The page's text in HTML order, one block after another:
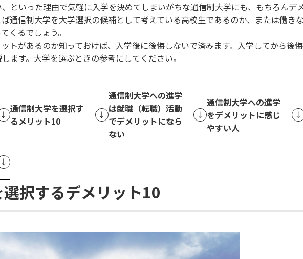
といった理由で気軽に入学を決めてしまいがちな通信制大学にも、もちろんデ
通信制大学を大学選択の候補として考えている高校生であるのか、または働き
くるでしょう。
トがあるのか知っておけば、入学後に後悔しないで済みます。入学してから後
ます。大学を選ぶときの参考にしてください。
通信制大学を選択す
るメリット10
通信制大学への進学
は就職（転職）活動
でデメリットになら
ない
通信制大学への進学
をデメリットに感じ
やすい人
択するデメリット10